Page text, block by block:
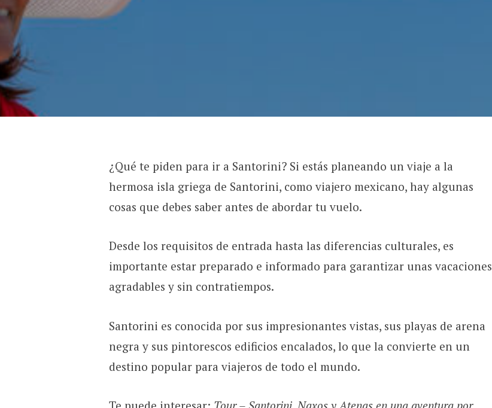
¿Qué te piden para ir a Santorini? Si estás planeando un viaje a la
hermosa isla griega de Santorini, como viajero mexicano, hay algunas
cosas que debes saber antes de abordar tu vuelo.
Desde los requisitos de entrada hasta las diferencias culturales, es
importante estar preparado e informado para garantizar unas vacaciones
agradables y sin contratiempos.
Santorini es conocida por sus impresionantes vistas, sus playas de arena
negra y sus pintorescos edificios encalados, lo que la convierte en un
destino popular para viajeros de todo el mundo.